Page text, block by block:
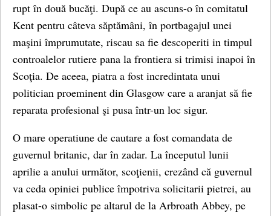
rupt în două bucăţi. După ce au ascuns-o în comitatul
Kent pentru câteva săptămâni, în portbagajul unei
maşini împrumutate, riscau sa fie descoperiti in timpul
controalelor rutiere pana la frontiera si trimisi inapoi în
Scoţia. De aceea, piatra a fost incredintata unui
politician proeminent din Glasgow care a aranjat să fie
reparata profesional şi pusa într-un loc sigur.
O mare operatiune de cautare a fost comandata de
guvernul britanic, dar în zadar. La începutul lunii
aprilie a anului următor, scoţienii, crezând că guvernul
va ceda opiniei publice împotriva solicitarii pietrei, au
plasat-o simbolic pe altarul de la Arbroath Abbey, pe